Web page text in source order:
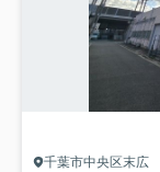
千葉市中央区末広